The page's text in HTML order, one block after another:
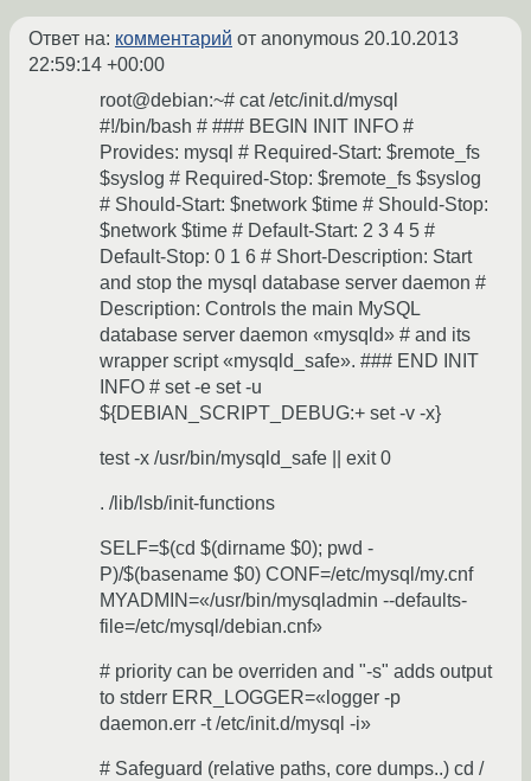
Ответ на: комментарий от anonymous 20.10.2013
22:59:14 +00:00
root@debian:~# cat /etc/init.d/mysql
#!/bin/bash # ### BEGIN INIT INFO #
Provides: mysql # Required-Start: $remote_fs
$syslog # Required-Stop: $remote_fs $syslog
# Should-Start: $network $time # Should-Stop:
$network $time # Default-Start: 2 3 4 5 #
Default-Stop: 0 1 6 # Short-Description: Start
and stop the mysql database server daemon #
Description: Controls the main MySQL
database server daemon «mysqld» # and its
wrapper script «mysqld_safe». ### END INIT
INFO # set -e set -u
${DEBIAN_SCRIPT_DEBUG:+ set -v -x}
test -x /usr/bin/mysqld_safe || exit 0
. /lib/lsb/init-functions
SELF=$(cd $(dirname $0); pwd -
P)/$(basename $0) CONF=/etc/mysql/my.cnf
MYADMIN=«/usr/bin/mysqladmin --defaults-
file=/etc/mysql/debian.cnf»
# priority can be overriden and "-s" adds output
to stderr ERR_LOGGER=«logger -p
daemon.err -t /etc/init.d/mysql -i»
# Safeguard (relative paths, core dumps..) cd /